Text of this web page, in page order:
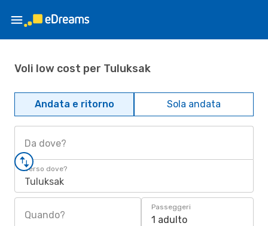
Voli low cost per Tuluksak
Andata e ritorno Sola andata
Da dove?
Verso dove?
Tuluksak
Quando?
Passeggeri
1 adulto